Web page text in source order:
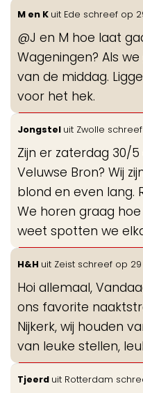
M en K uit Ede schreef op
@J en M hoe laat
Wageningen? Als
van de middag.
voor het hek.
Jongstel uit Zwolle
Zijn er zaterdag 30/
Veluwse Bron? Wij
blond en even lang.
We horen graag
weet spotten we
H&H uit Zeist schreef op
Hoi allemaal,
ons favorite
Nijkerk, wij houden
van leuke stellen,
Tjeerd uit Rotterdam